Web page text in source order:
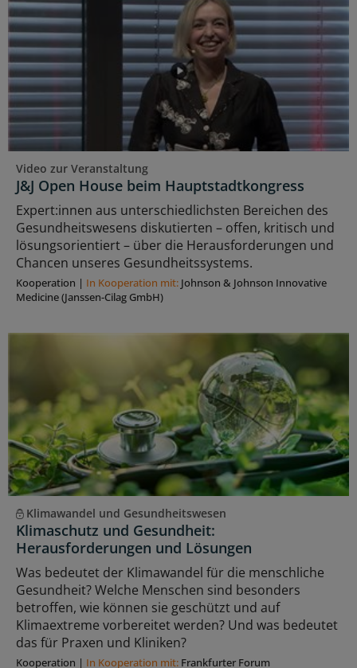
Video zur Veranstaltung
J&J Open House beim Hauptstadtkongress
Expert:innen aus unterschiedlichsten Bereichen des
Gesundheitswesens diskutierten – offen, kritisch und
lösungsorientiert – über die Herausforderungen und
Chancen unseres Gesundheitssystems.
Kooperation | In Kooperation mit: Johnson & Johnson Innovative
Medicine (Janssen-Cilag GmbH)
Klimawandel und Gesundheitswesen
Klimaschutz und Gesundheit:
Herausforderungen und Lösungen
Was bedeutet der Klimawandel für die menschliche
Gesundheit? Welche Menschen sind besonders
betroffen, wie können sie geschützt und auf
Klimaextreme vorbereitet werden? Und was bedeutet
das für Praxen und Kliniken?
Kooperation | In Kooperation mit: Frankfurter Forum